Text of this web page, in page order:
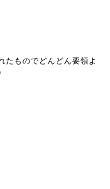
たものでどんどん要領よ